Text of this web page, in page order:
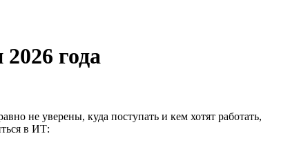
года
не уверены, куда поступать и кем хотят работать,
в ИТ: